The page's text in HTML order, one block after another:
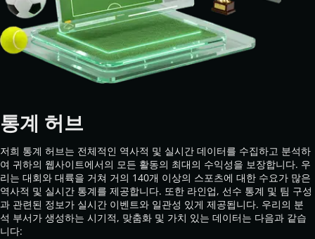
통계 허브
저희 통계 허브는 전체적인 역사적 및 실시간 데이터를 수집하고 분석하
여 귀하의 웹사이트에서의 모든 활동의 최대의 수익성을 보장합니다. 우
리는 대회와 대륙을 거쳐 거의 140개 이상의 스포츠에 대한 수요가 많은
역사적 및 실시간 통계를 제공합니다. 또한 라인업, 선수 통계 및 팀 구성
과 관련된 정보가 실시간 이벤트와 일관성 있게 제공됩니다. 우리의 분
석 부서가 생성하는 시기적, 맞춤화 및 가치 있는 데이터는 다음과 같습
니다: